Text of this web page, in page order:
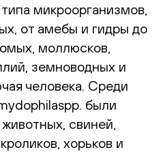
микроорганизмов,
от амебы и гидры до
моллюсков,
земноводных и
человека. Среди
были
свиней,
хорьков и